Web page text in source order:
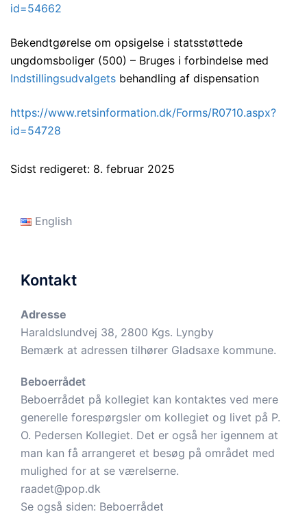
id=54662
Bekendtgørelse om opsigelse i statsstøttede
ungdomsboliger (500) – Bruges i forbindelse med
Indstillingsudvalgets behandling af dispensation
https://www.retsinformation.dk/Forms/R0710.aspx?
id=54728
Sidst redigeret: 8. februar 2025
English
Kontakt
Adresse
Haraldslundvej 38, 2800 Kgs. Lyngby
Bemærk at adressen tilhører Gladsaxe kommune.
Beboerrådet
Beboerrådet på kollegiet kan kontaktes ved mere
generelle forespørgsler om kollegiet og livet på P.
O. Pedersen Kollegiet. Det er også her igennem at
man kan få arrangeret et besøg på området med
mulighed for at se værelserne.
raadet@pop.dk
Se også siden: Beboerrådet